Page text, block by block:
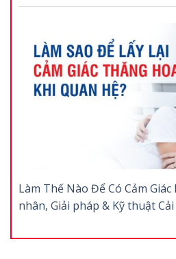
Làm Thế Nào Để Có Cảm
nhân, Giải pháp & Kỹ thuật